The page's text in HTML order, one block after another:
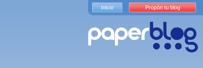
Inicio Propón tu blog